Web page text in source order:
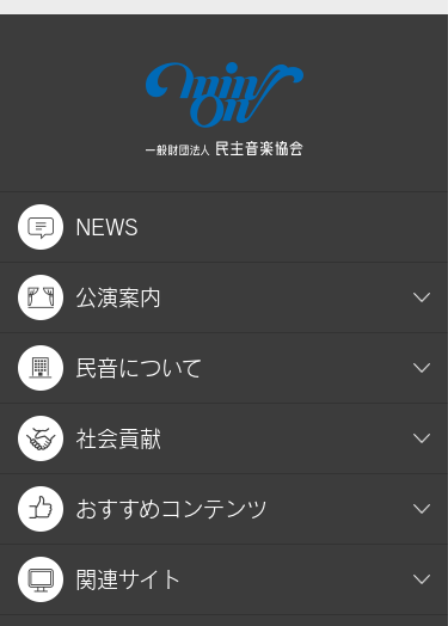
NEWS
公演案内
民音について
社会貢献
おすすめコンテンツ
関連サイト